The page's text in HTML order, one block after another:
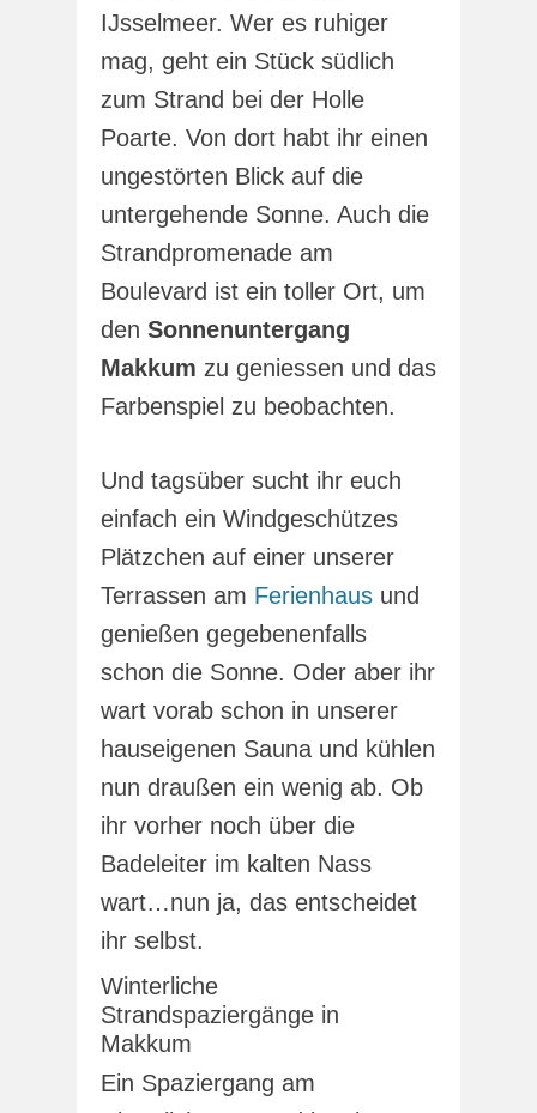
IJsselmeer. Wer es ruhiger
mag, geht ein Stück südlich
zum Strand bei der Holle
Poarte. Von dort habt ihr einen
ungestörten Blick auf die
untergehende Sonne. Auch die
Strandpromenade am
Boulevard ist ein toller Ort, um
den Sonnenuntergang
Makkum zu geniessen und das
Farbenspiel zu beobachten.
Und tagsüber sucht ihr euch
einfach ein Windgeschützes
Plätzchen auf einer unserer
Terrassen am Ferienhaus und
genießen gegebenenfalls
schon die Sonne. Oder aber ihr
wart vorab schon in unserer
hauseigenen Sauna und kühlen
nun draußen ein wenig ab. Ob
ihr vorher noch über die
Badeleiter im kalten Nass
wart…nun ja, das entscheidet
ihr selbst.
Winterliche
Strandspaziergänge in
Makkum
Ein Spaziergang am